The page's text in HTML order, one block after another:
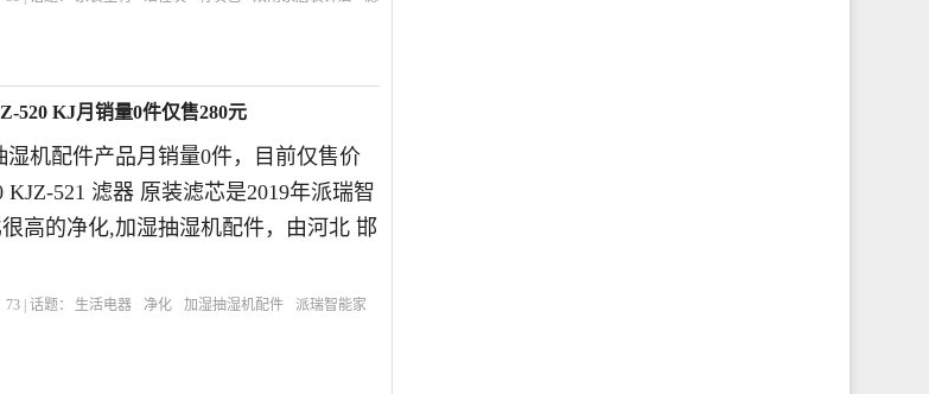
520 KJ月销量0件仅售280元
机配件产品月销量0件，目前仅售价
521 滤器 原装滤芯是2019年派瑞智
高的净化,加湿抽湿机配件，由河北 邯
73 | 话题： 生活电器 净化 加湿抽湿机配件
派瑞智能家